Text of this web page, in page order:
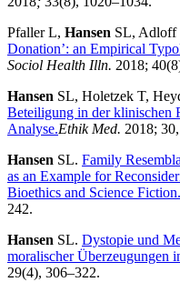
Pfaller L, Hansen SL, Adloff
Donation’: an Empirical
Sociol Health Illn. 2018;
Hansen SL, Holetzek T,
Beteiligung in der klinischen
Analyse.Ethik Med. 2018;
Hansen SL. Family
as an Example for
Bioethics and Science Fiction.
242.
Hansen SL. Dystopie und
moralischer Überzeugungen
29(4), 306–322.